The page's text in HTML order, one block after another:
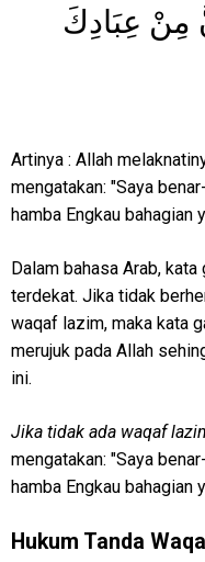
مِنْ عِبَادِكَ
Artinya : Allah
mengatakan: "Saya
hamba Engkau bahagian
Dalam bahasa Arab,
terdekat. Jika tidak
waqaf lazim, maka kata
merujuk pada Allah
ini.
Jika tidak ada waqaf
mengatakan: "Saya
hamba Engkau bahagian
Hukum Tanda